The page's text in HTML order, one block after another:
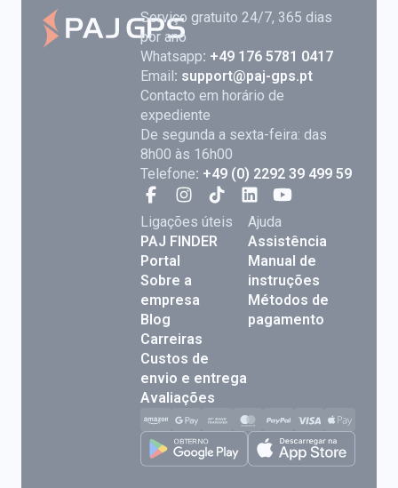
Serviço gratuito 24/7, 365 dias
por ano
Whatsapp: +49 176 5781 0417
Email: support@paj-gps.pt
Contacto em horário de
expediente
De segunda a sexta-feira: das
8h00 às 16h00
Telefone: +49 (0) 2292 39 499 59
Ligações úteis
PAJ FINDER
Portal
Sobre a
empresa
Blog
Carreiras
Custos de
envio e entrega
Avaliações
Ajuda
Assistência
Manual de
instruções
Métodos de
pagamento